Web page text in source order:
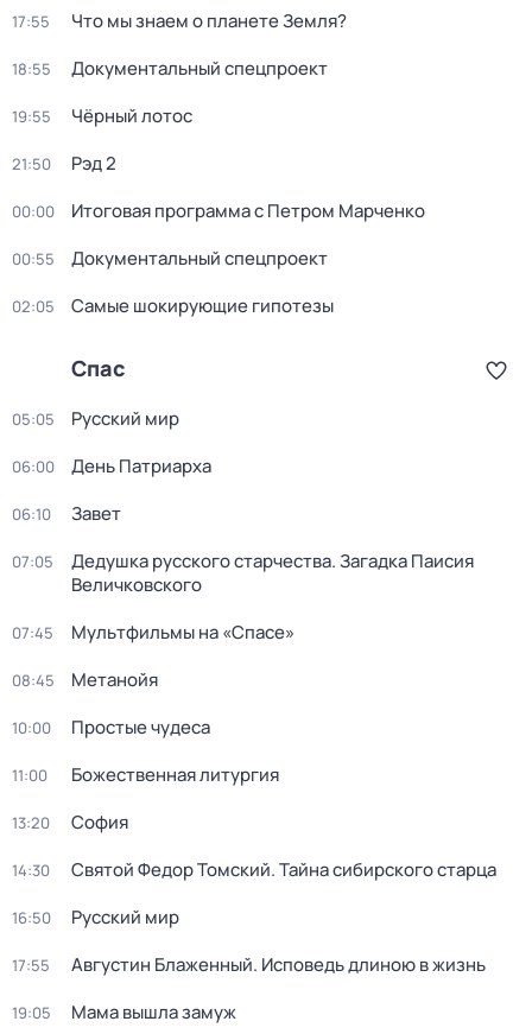
17:55 Что мы знаем о планете Земля?
18:55 Докyментальный cпецпроект
19:55 Чёрный лотос
21:50 Рэд 2
00:00 Итоговая программа с Петром Марченко
00:55 Докyментальный cпецпроект
02:05 Самые шoкиpующие гипотезы
Спас
05:05 Русский мир
06:00 День Патриарха
06:10 Завет
07:05
Дедушкa русского старчества. Загадка Паиcия
Величковского
07:45 Мультфильмы на «Спасе»
08:45 Метанойя
10:00 Простые чудеса
11:00 Божественная литургия
13:20 София
14:30 Святой Федор Томский. Тайна сибирского старца
16:50 Русский мир
17:55 Августин Блаженный. Исповедь длиною в жизнь
19:05 Мама вышла замуж